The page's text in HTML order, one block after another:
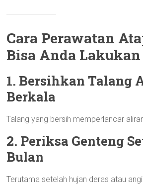
Cara Perawatan
Bisa Anda
1. Bersihkan Talang
Berkala
Talang yang bersih memperlancar
2. Periksa Genteng
Bulan
Terutama setelah hujan deras atau